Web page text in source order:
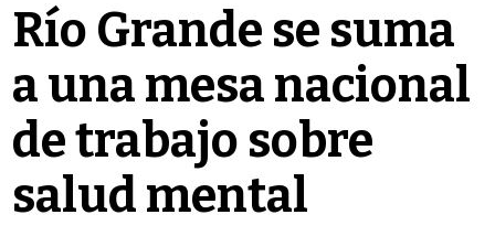
Río Grande se suma
a una mesa nacional
de trabajo sobre
salud mental